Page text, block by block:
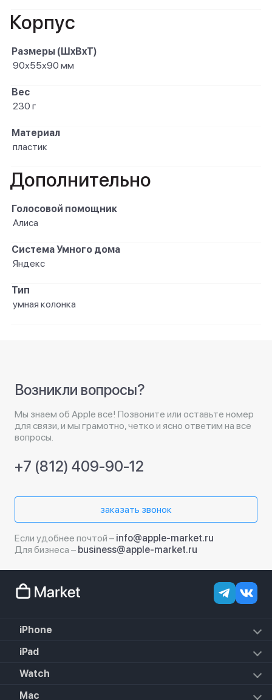
Корпус
Размеры (ШxВxТ)
90х55х90 мм
Вес
230 г
Материал
пластик
Дополнительно
Голосовой помощник
Алиса
Система Умного дома
Яндекс
Тип
умная колонка
Возникли вопросы?
Мы знаем об Apple все! Позвоните или оставьте номер
для связи, и мы грамотно, четко и ясно ответим на все
вопросы.
+7 (812) 409-90-12
заказать звонок
Если удобнее почтой – info@apple-market.ru
Для бизнеса – business@apple-market.ru
iPhone
iPhone 17e
iPhone 17 Pro
iPhone 17
iPad
iPad Air (2022)
iPad 10.2 (2021)
Watch
Apple Watch SE 3 2025
Mac